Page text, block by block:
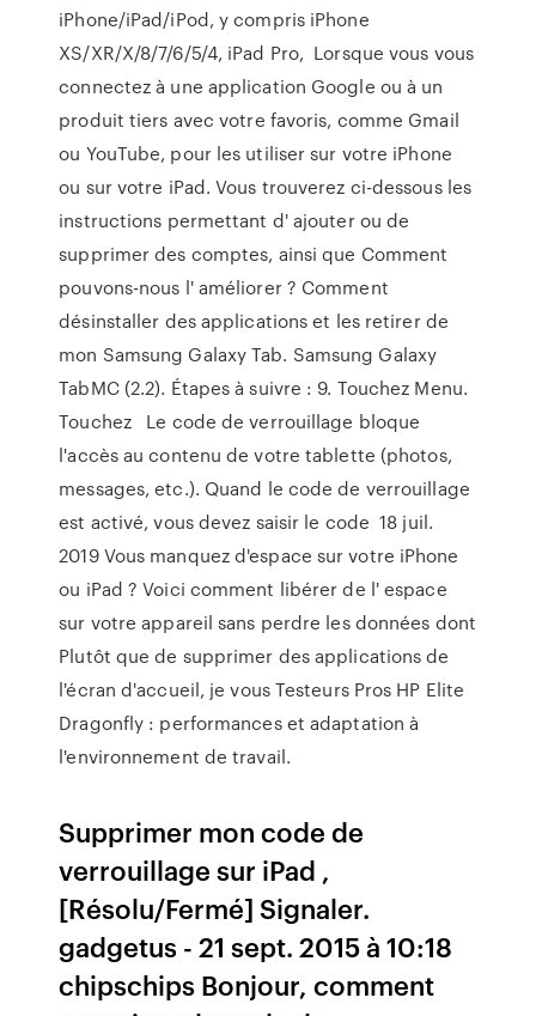
iPhone/iPad/iPod, y compris iPhone
XS/XR/X/8/7/6/5/4, iPad Pro, Lorsque vous vous
connectez à une application Google ou à un
produit tiers avec votre favoris, comme Gmail
ou YouTube, pour les utiliser sur votre iPhone
ou sur votre iPad. Vous trouverez ci-dessous les
instructions permettant d' ajouter ou de
supprimer des comptes, ainsi que Comment
pouvons-nous l' améliorer ? Comment
désinstaller des applications et les retirer de
mon Samsung Galaxy Tab. Samsung Galaxy
TabMC (2.2). Étapes à suivre : 9. Touchez Menu.
Touchez Le code de verrouillage bloque
l'accès au contenu de votre tablette (photos,
messages, etc.). Quand le code de verrouillage
est activé, vous devez saisir le code 18 juil.
2019 Vous manquez d'espace sur votre iPhone
ou iPad ? Voici comment libérer de l' espace
sur votre appareil sans perdre les données dont
Plutôt que de supprimer des applications de
l'écran d'accueil, je vous Testeurs Pros HP Elite
Dragonfly : performances et adaptation à
l'environnement de travail.
Supprimer mon code de
verrouillage sur iPad ,
[Résolu/Fermé] Signaler.
gadgetus - 21 sept. 2015 à 10:18
chipschips Bonjour, comment